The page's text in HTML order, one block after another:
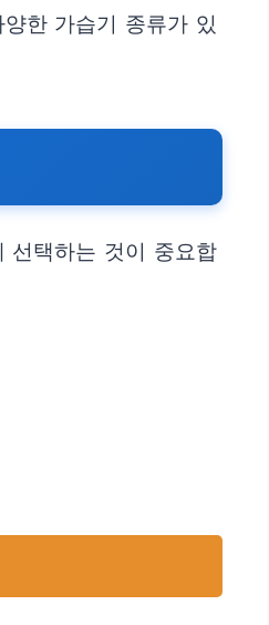
한 가습기 종류가 있
선택하는 것이 중요합